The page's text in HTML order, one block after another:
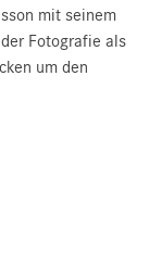
mit seinem
Fotografie als
um den